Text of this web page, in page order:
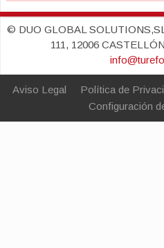
© DUO GLOBAL
111, 12006
Aviso Legal Política de
Configuración